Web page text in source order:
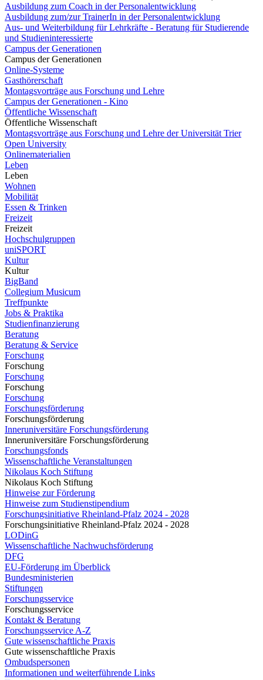
Ausbildung zum Coach in der Personalentwicklung
Ausbildung zum/zur TrainerIn in der Personalentwicklung
Aus- und Weiterbildung für Lehrkräfte - Beratung für Studierende
und Studieninteressierte
Campus der Generationen
Campus der Generationen
Online-Systeme
Gasthörerschaft
Montagsvorträge aus Forschung und Lehre
Campus der Generationen - Kino
Öffentliche Wissenschaft
Öffentliche Wissenschaft
Montagsvorträge aus Forschung und Lehre der Universität Trier
Open University
Onlinematerialien
Leben
Leben
Wohnen
Mobilität
Essen & Trinken
Freizeit
Freizeit
Hochschulgruppen
uniSPORT
Kultur
Kultur
BigBand
Collegium Musicum
Treffpunkte
Jobs & Praktika
Studienfinanzierung
Beratung
Beratung & Service
Forschung
Forschung
Forschung
Forschung
Forschung
Forschungsförderung
Forschungsförderung
Inneruniversitäre Forschungsförderung
Inneruniversitäre Forschungsförderung
Forschungsfonds
Wissenschaftliche Veranstaltungen
Nikolaus Koch Stiftung
Nikolaus Koch Stiftung
Hinweise zur Förderung
Hinweise zum Studienstipendium
Forschungsinitiative Rheinland-Pfalz 2024 - 2028
Forschungsinitiative Rheinland-Pfalz 2024 - 2028
LODinG
Wissenschaftliche Nachwuchsförderung
DFG
EU-Förderung im Überblick
Bundesministerien
Stiftungen
Forschungsservice
Forschungsservice
Kontakt & Beratung
Forschungsservice A-Z
Gute wissenschaftliche Praxis
Gute wissenschaftliche Praxis
Ombudspersonen
Informationen und weiterführende Links